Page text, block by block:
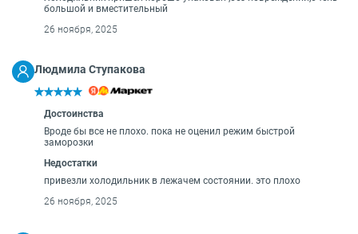
большой и вместительный
26 ноября, 2025
Людмила Ступакова
Достоинства
Вроде бы все не плохо. пока не оценил режим быстрой
заморозки
Недостатки
привезли холодильник в лежачем состоянии. это плохо
26 ноября, 2025